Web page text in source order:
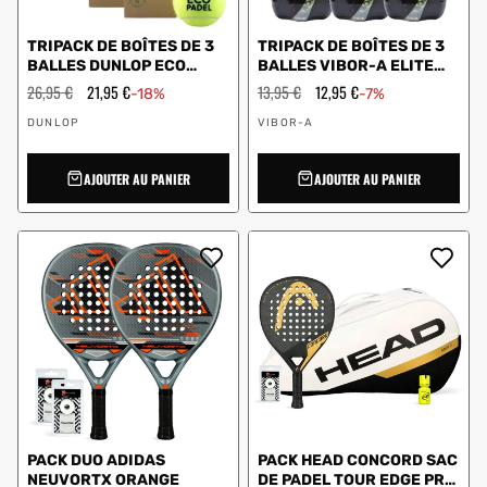
TRIPACK DE BOÎTES DE 3
BALLES DUNLOP ECO
PADEL 601554EU
Prix
régulier
26,95 € Prix
en
21,95 €-18%
Vendeur
DUNLOP
AJOUTER AU PANIER
TRIPACK DE BOÎTES DE 3
BALLES VIBOR-A ELITE
TOUR 0013734
Prix
régulier
13,95 € Prix
en
12,95 €-7%
Vendeur
VIBOR-A
AJOUTER AU PANIER
PACK DUO ADIDAS
NEUVORTX ORANGE
PACK HEAD CONCORD SAC
DE PADEL TOUR EDGE PRO